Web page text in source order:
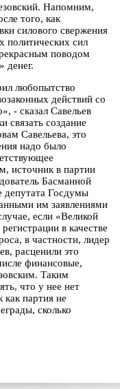
Напомним,
того, как
силового свержения
политических сил
поводом
денег.
любопытство
действий со
- сказал Савельев
связать создание
Савельева, это
надо было
источник в партии
Басманной
депутата Госдумы
им заявлениями
если «Великой
в качестве
в частности, лидер
расценили это
финансовые,
Таким
что у нее нет
как партия не
сколько